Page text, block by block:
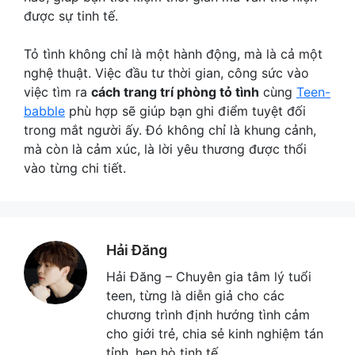
được sự tinh tế.
Tỏ tình không chỉ là một hành động, mà là cả một
nghệ thuật. Việc đầu tư thời gian, công sức vào
việc tìm ra cách trang trí phòng tỏ tình cùng Teen-
babble phù hợp sẽ giúp bạn ghi điểm tuyệt đối
trong mắt người ấy. Đó không chỉ là khung cảnh,
mà còn là cảm xúc, là lời yêu thương được thổi
vào từng chi tiết.
Hải Đăng
Hải Đăng – Chuyên gia tâm lý tuổi
teen, từng là diễn giả cho các
chương trình định hướng tình cảm
cho giới trẻ, chia sẻ kinh nghiệm tán